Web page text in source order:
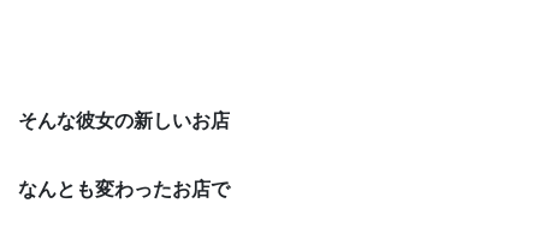
そんな彼女の新しいお店
なんとも変わったお店で